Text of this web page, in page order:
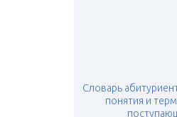
Словарь
понятия и